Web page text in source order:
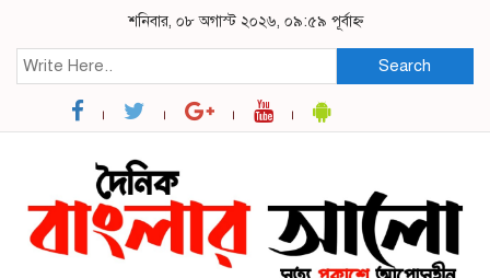
শনিবার, ০৮ অগাস্ট ২০২৬, ০৯:৫৯ পূর্বাহ্ন
Search